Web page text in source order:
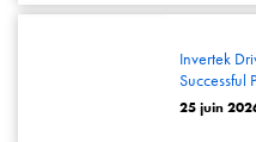
Invertek
Successful
25 juin